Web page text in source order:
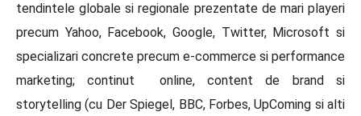
tendintele globale si regionale prezentate de mari playeri
precum Yahoo, Facebook, Google, Twitter, Microsoft si
specializari concrete precum e-commerce si performance
marketing; continut online, content de brand si
storytelling (cu Der Spiegel, BBC, Forbes, UpComing si alti